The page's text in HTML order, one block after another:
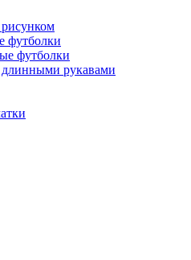
футболки
футболки
рукавами